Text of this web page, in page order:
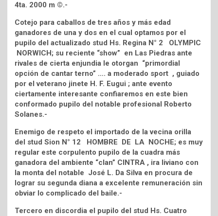
4ta. 2000 m ©.-
Cotejo para caballos de tres años y más edad
ganadores de una y dos en el cual optamos por el
pupilo del actualizado stud Hs. Regina N° 2 OLYMPIC
NORWICH; su reciente “show” en Las Piedras ante
rivales de cierta enjundia le otorgan “primordial
opción de cantar terno” …. a moderado sport , guiado
por el veterano jinete H. F. Eugui ; ante evento
ciertamente interesante confiaremos en este bien
conformado pupilo del notable profesional Roberto
Solanes.-
Enemigo de respeto el importado de la vecina orilla
del stud Sion N° 12 HOMBRE DE LA NOCHE; es muy
regular este corpulento pupilo de la cuadra más
ganadora del ambiente “clan” CINTRA , ira liviano con
la monta del notable José L. Da Silva en procura de
lograr su segunda diana a excelente remuneración sin
obviar lo complicado del baile.-
Tercero en discordia el pupilo del stud Hs. Cuatro